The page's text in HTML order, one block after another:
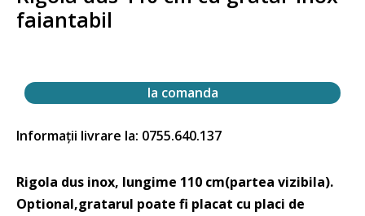
faiantabil
la comanda
Informații livrare la: 0755.640.137
Rigola dus inox, lungime 110 cm(partea vizibila).
Optional,gratarul poate fi placat cu placi de